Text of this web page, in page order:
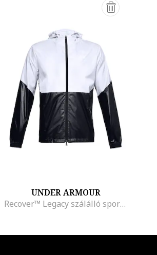
UNDER ARMOUR
Recover™ Legacy szálálló sportdzseki, Fehér/Fekete